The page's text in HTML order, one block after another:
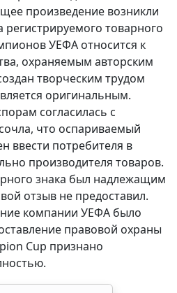
произведение возникли
товарного
УЕФА относится к
охраняемым авторским
творческим трудом
оригинальным.
согласилась с
что оспариваемый
ввести потребителя в
производителя товаров.
знака был надлежащим
отзыв не предоставил.
компании УЕФА было
правовой охраны
Cup признано